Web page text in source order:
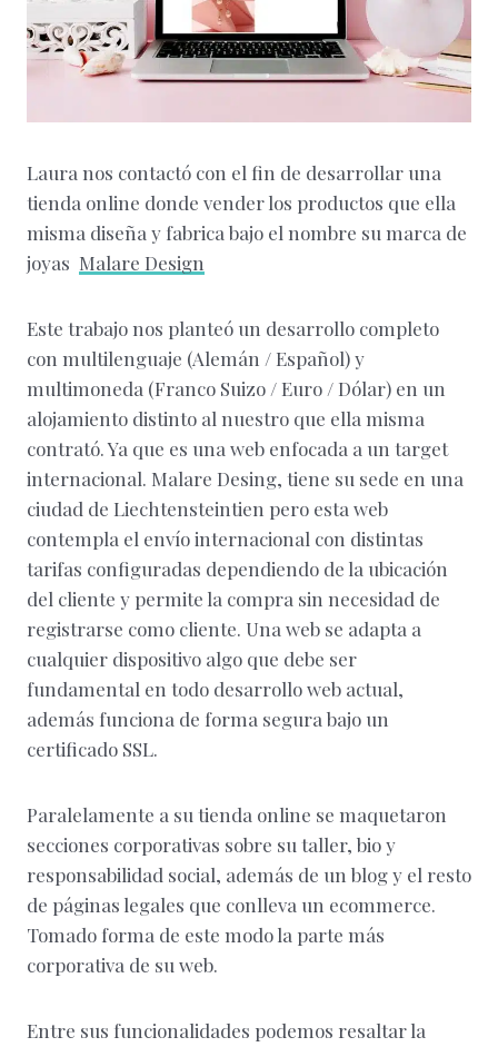
Laura nos contactó con el fin de desarrollar una
tienda online donde vender los productos que ella
misma diseña y fabrica bajo el nombre su marca de
joyas Malare Design
Este trabajo nos planteó un desarrollo completo
con multilenguaje (Alemán / Español) y
multimoneda (Franco Suizo / Euro / Dólar) en un
alojamiento distinto al nuestro que ella misma
contrató. Ya que es una web enfocada a un target
internacional. Malare Desing, tiene su sede en una
ciudad de Liechtensteintien pero esta web
contempla el envío internacional con distintas
tarifas configuradas dependiendo de la ubicación
del cliente y permite la compra sin necesidad de
registrarse como cliente. Una web se adapta a
cualquier dispositivo algo que debe ser
fundamental en todo desarrollo web actual,
además funciona de forma segura bajo un
certificado SSL.
Paralelamente a su tienda online se maquetaron
secciones corporativas sobre su taller, bio y
responsabilidad social, además de un blog y el resto
de páginas legales que conlleva un ecommerce.
Tomado forma de este modo la parte más
corporativa de su web.
Entre sus funcionalidades podemos resaltar la